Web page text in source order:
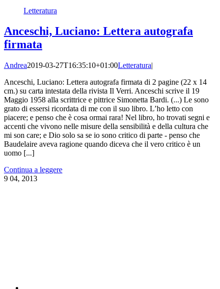
Letteratura
Anceschi, Luciano: Lettera autografa
firmata
Andrea2019-03-27T16:35:10+01:00Letteratura|
Anceschi, Luciano: Lettera autografa firmata di 2 pagine (22 x 14
cm.) su carta intestata della rivista Il Verri. Anceschi scrive il 19
Maggio 1958 alla scrittrice e pittrice Simonetta Bardi. (...) Le sono
grato di essersi ricordata di me con il suo libro. L’ho letto con
piacere; e penso che è cosa ormai rara! Nel libro, ho trovati segni e
accenti che vivono nelle misure della sensibilità e della cultura che
mi son care; e Dio solo sa se io sono critico di parte - penso che
Baudelaire aveva ragione quando diceva che il vero critico è un
uomo [...]
Continua a leggere
9 04, 2013